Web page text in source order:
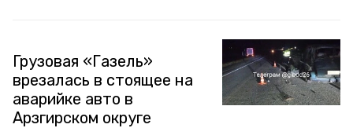
Грузовая «Газель»
врезалась в стоящее на
аварийке авто в
Арзгирском округе